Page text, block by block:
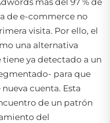
más del 97 % de
de e-commerce no
visita. Por ello, el
una alternativa
ya detectado a un
para que
cuenta. Esta
de un patrón
del